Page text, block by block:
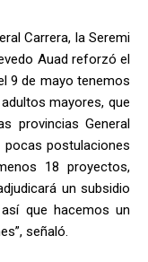
Carrera, la Seremi
Auad reforzó el
9 de mayo tenemos
mayores, que
General
postulaciones
18 proyectos,
un subsidio
que hacemos un
señaló.